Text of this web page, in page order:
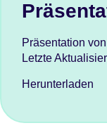
Präsentation
Letzte
Herunterladen